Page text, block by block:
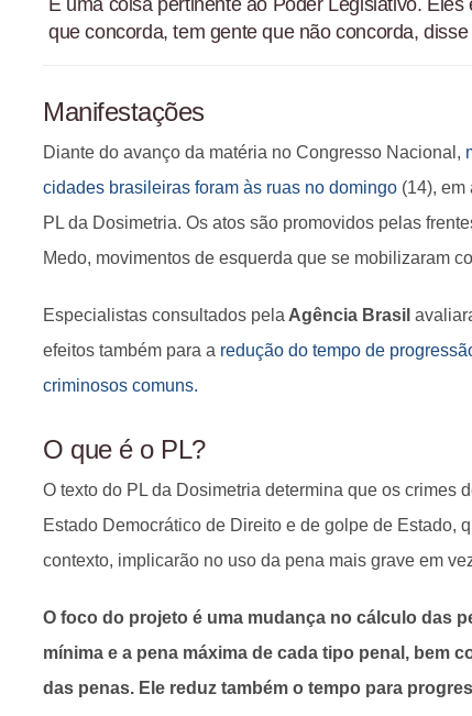
É uma coisa pertinente ao Poder Legislativo.
que concorda, tem gente que não concorda, disse
Manifestações
Diante do avanço da matéria no Congresso Nacional,
cidades brasileiras foram às ruas no domingo (14), em
PL da Dosimetria. Os atos são promovidos pelas
Medo, movimentos de esquerda que se mobilizaram
Especialistas consultados pela Agência Brasil
efeitos também para a redução do tempo de
criminosos comuns.
O que é o PL?
O texto do PL da Dosimetria determina que os crimes
Estado Democrático de Direito e de golpe de Estado,
contexto, implicarão no uso da pena mais grave em
O foco do projeto é uma mudança no cálculo das
mínima e a pena máxima de cada tipo penal, bem
das penas. Ele reduz também o tempo para